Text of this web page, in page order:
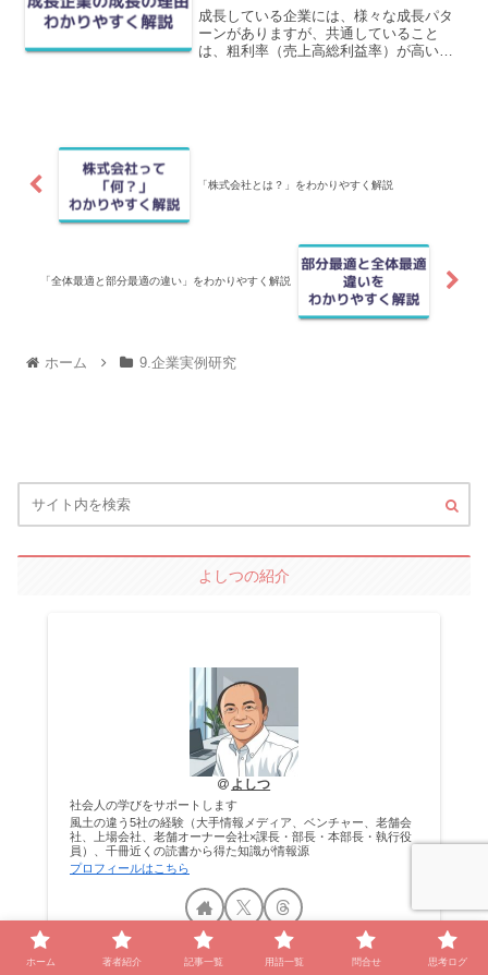
成長している企業には、様々な成長パタ
ーンがありますが、共通していること
は、粗利率（売上高総利益率）が高いこ
「株式会社とは？」をわかりやすく解説
「全体最適と部分最適の違い」をわかりやすく解説
ホーム 9.企業実例研究
よしつの紹介
よしつ
社会人の学びをサポートします
風土の違う5社の経験（大手情報メディア、ベンチャー、老舗会
社、上場会社、老舗オーナー会社×課長・部長・本部長・執行役
員）、千冊近くの読書から得た知識が情報源
プロフィールはこちら
ホーム 著者紹介 記事一覧 用語一覧 問合せ 思考ログ